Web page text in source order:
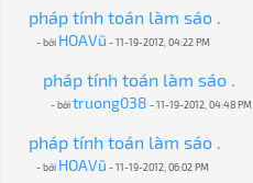
pháp tính toán làm sáo .
- bởi HOAVũ - 11-19-2012, 04:22 PM
pháp tính toán làm sáo .
- bởitruong038 - 11-19-2012, 04:48 PM
pháp tính toán làm sáo .
- bởi HOAVũ - 11-19-2012, 06:02 PM